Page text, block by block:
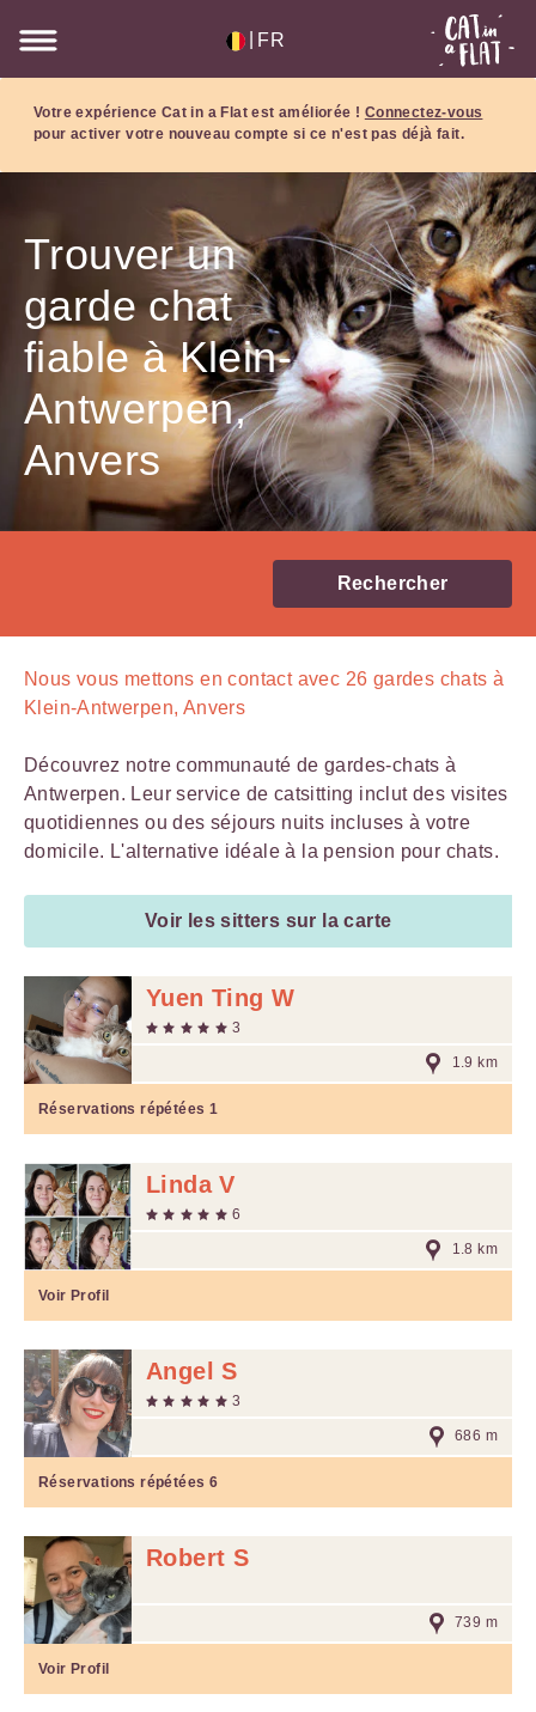
FR
Votre expérience Cat in a Flat est améliorée ! Connectez-vous
pour activer votre nouveau compte si ce n'est pas déjà fait.
Trouver un
garde chat
fiable à Klein-
Antwerpen,
Anvers
Rechercher
Nous vous mettons en contact avec 26 gardes chats à
Klein-Antwerpen, Anvers
Découvrez notre communauté de gardes-chats à
Antwerpen. Leur service de catsitting inclut des visites
quotidiennes ou des séjours nuits incluses à votre
domicile. L'alternative idéale à la pension pour chats.
Voir les sitters sur la carte
Yuen Ting W
3
1.9 km
Réservations répétées 1
Linda V
6
1.8 km
Voir Profil
Angel S
3
686 m
Réservations répétées 6
Robert S
739 m
Voir Profil